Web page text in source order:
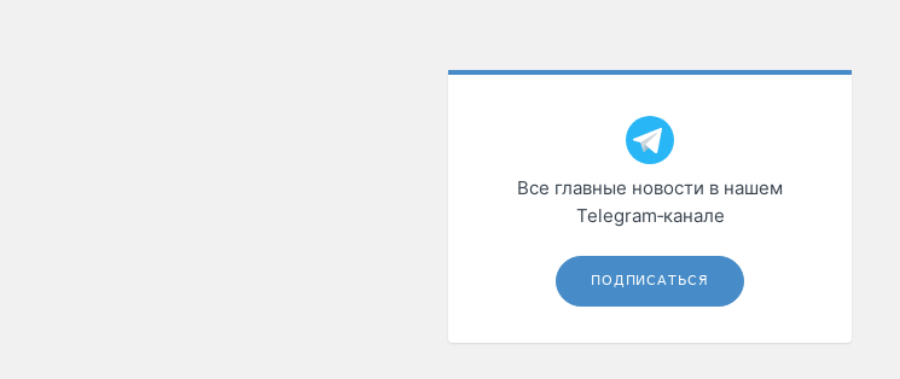
Все главные новости в нашем
Telegram‑канале
ПОДПИСАТЬСЯ